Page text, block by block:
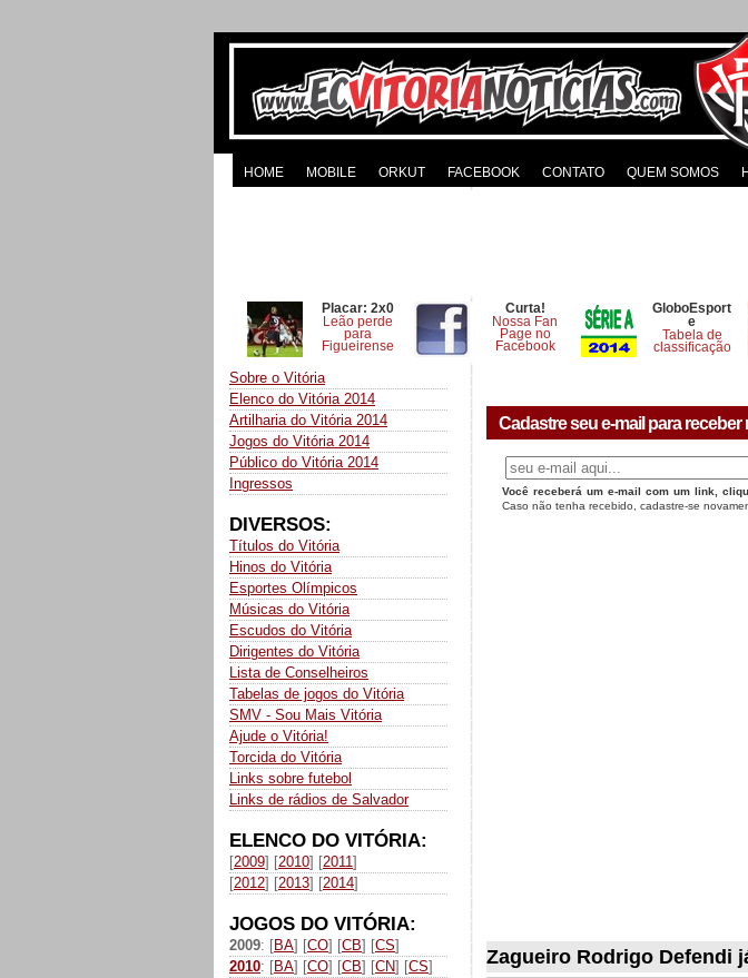
HOME MOBILE ORKUT FACEBOOK CONTATO QUEM SOMOS
Placar: 2x0
Leão perde
para
Figueirense
Curta!
Nossa Fan
Page no
Facebook
GloboEsport
e
Tabela de
classificação
Sobre o Vitória
Elenco do Vitória 2014
Artilharia do Vitória 2014
Jogos do Vitória 2014
Público do Vitória 2014
Ingressos
DIVERSOS:
Títulos do Vitória
Hinos do Vitória
Esportes Olímpicos
Músicas do Vitória
Escudos do Vitória
Dirigentes do Vitória
Lista de Conselheiros
Tabelas de jogos do Vitória
SMV - Sou Mais Vitória
Ajude o Vitória!
Torcida do Vitória
Links sobre futebol
Links de rádios de Salvador
ELENCO DO VITÓRIA:
[2009] [2010] [2011]
[2012] [2013] [2014]
JOGOS DO VITÓRIA:
2009: [BA] [CO] [CB] [CS]
2010: [BA] [CO] [CB] [CN] [CS]
Cadastre seu e-mail para
Você receberá um e-mail com um link,
Caso não tenha recebido, cadastre-se
Zagueiro Rodrigo Defendi